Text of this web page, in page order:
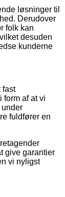
løsninger til
Derudover
folk kan
desuden
kunderne
fast
form af at vi
fuldfører en
give garantier
vi nyligst